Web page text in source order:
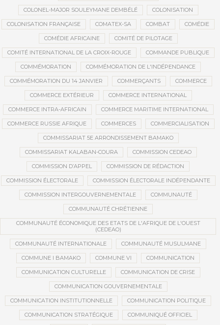
COLONEL-MAJOR SOULEYMANE DEMBÉLÉ COLONISATION
COLONISATION FRANÇAISE COMATEX-SA COMBAT COMÉDIE
COMÉDIE AFRICAINE COMITÉ DE PILOTAGE
COMITÉ INTERNATIONAL DE LA CROIX-ROUGE COMMANDE PUBLIQUE
COMMÉMORATION COMMÉMORATION DE L'INDÉPENDANCE
COMMÉMORATION DU 14 JANVIER COMMERÇANTS COMMERCE
COMMERCE EXTÉRIEUR COMMERCE INTERNATIONAL
COMMERCE INTRA-AFRICAIN COMMERCE MARITIME INTERNATIONAL
COMMERCE RUSSIE AFRIQUE COMMERCES COMMERCIALISATION
COMMISSARIAT 5E ARRONDISSEMENT BAMAKO
COMMISSARIAT KALABAN-COURA COMMISSION CEDEAO
COMMISSION D’APPEL COMMISSION DE RÉDACTION
COMMISSION ÉLECTORALE COMMISSION ÉLECTORALE INDÉPENDANTE
COMMISSION INTERGOUVERNEMENTALE COMMUNAUTÉ
COMMUNAUTÉ CHRÉTIENNE
COMMUNAUTÉ ÉCONOMIQUE DES ETATS DE L'AFRIQUE DE L'OUEST
(CEDEAO)
COMMUNAUTÉ INTERNATIONALE COMMUNAUTÉ MUSULMANE
COMMUNE I BAMAKO COMMUNE VI COMMUNICATION
COMMUNICATION CULTURELLE COMMUNICATION DE CRISE
COMMUNICATION GOUVERNEMENTALE
COMMUNICATION INSTITUTIONNELLE COMMUNICATION POLITIQUE
COMMUNICATION STRATÉGIQUE COMMUNIQUÉ OFFICIEL